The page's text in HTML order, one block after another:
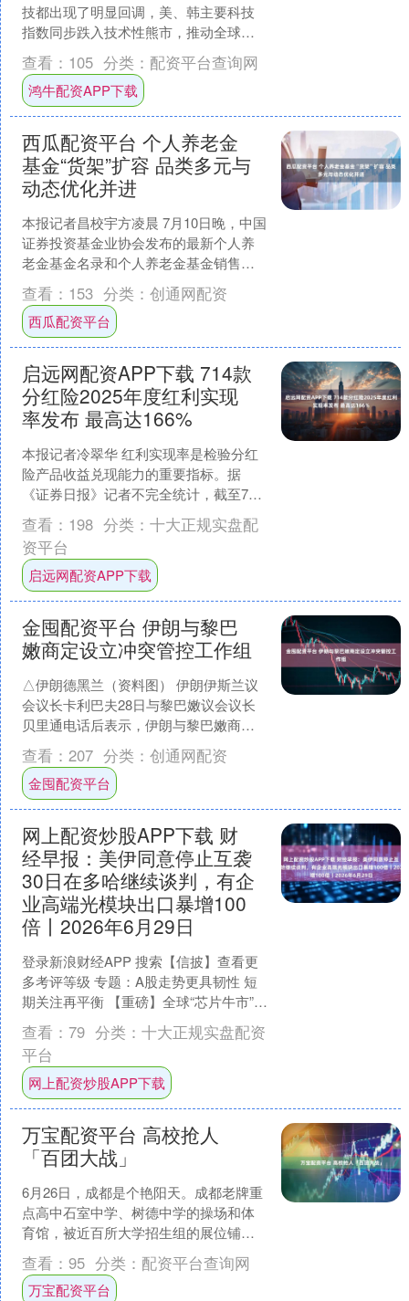
技都出现了明显回调，美、韩主要科技
指数同步跌入技术性熊市，推动全球资
金再平衡。 多家私募已表态，近期已经
在推动基金组合调仓，....
查看： 105 分类： 配资平台查询网
鸿牛配资APP下载
西瓜配资平台 个人养老金
基金“货架”扩容 品类多元与
动态优化并进
本报记者昌校宇方凌晨 7月10日晚，中国
证券投资基金业协会发布的最新个人养
老金基金名录和个人养老金基金销售机
构名录显示，截至2026年6月30日，个人
养老金基金....
查看： 153 分类： 创通网配资
西瓜配资平台
启远网配资APP下载 714款
分红险2025年度红利实现
率发布 最高达166%
本报记者冷翠华 红利实现率是检验分红
险产品收益兑现能力的重要指标。据
《证券日报》记者不完全统计，截至7月
12日记者发稿，至少已经有16家人身险
公司披露了旗下71....
查看： 198 分类： 十大正规实盘配
资平台
启远网配资APP下载
金囤配资平台 伊朗与黎巴
嫩商定设立冲突管控工作组
△伊朗德黑兰（资料图） 伊朗伊斯兰议
会议长卡利巴夫28日与黎巴嫩议会议长
贝里通电话后表示，伊朗与黎巴嫩商定
设立一个“冲突管控工作组”，美方也将参
与其中，监督近期....
查看： 207 分类： 创通网配资
金囤配资平台
网上配资炒股APP下载 财
经早报：美伊同意停止互袭
30日在多哈继续谈判，有企
业高端光模块出口暴增100
倍丨2026年6月29日
登录新浪财经APP 搜索【信披】查看更
多考评等级 专题：A股走势更具韧性 短
期关注再平衡 【重磅】全球“芯片牛市”持
续！别再错过，立即开户跟进 【头条要
闻】 美....
查看： 79 分类： 十大正规实盘配资
平台
网上配资炒股APP下载
万宝配资平台 高校抢人
「百团大战」
6月26日，成都是个艳阳天。成都老牌重
点高中石室中学、树德中学的操场和体
育馆，被近百所大学招生组的展位铺
满。 一天前，四川高考出分，各高校四
川招生组成员的工作就....
查看： 95 分类： 配资平台查询网
万宝配资平台